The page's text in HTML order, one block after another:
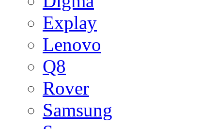
Explay
Lenovo
Q8
Rover
Samsung